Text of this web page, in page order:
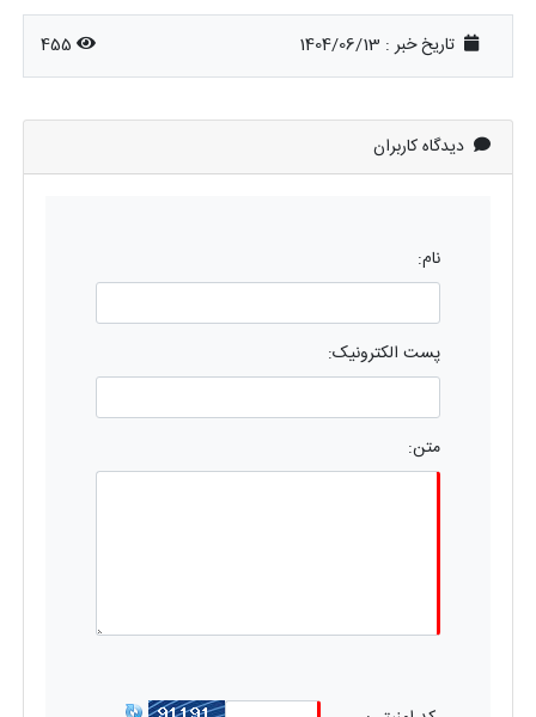
تاریخ خبر : 1404/06/13 455
دیدگاه کاربران
نام:
پست الکترونیک:
متن: